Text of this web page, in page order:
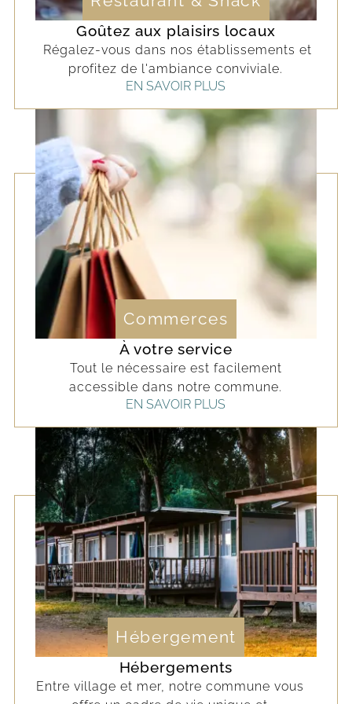
Goûtez aux plaisirs locaux
Régalez-vous dans nos établissements et
profitez de l'ambiance conviviale.
EN SAVOIR PLUS
Commerces
À votre service
Tout le nécessaire est facilement
accessible dans notre commune.
EN SAVOIR PLUS
Hébergement
Hébergements
Entre village et mer, notre commune vous